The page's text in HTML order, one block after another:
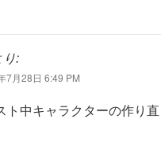
り:
7月28日 6:49 PM
ト中キャラクターの作り